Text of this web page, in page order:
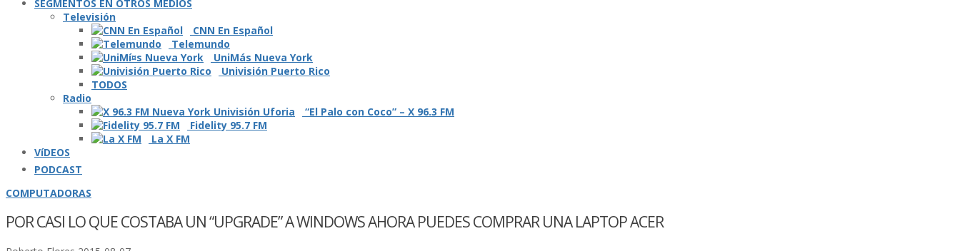
SEGMENTOS EN OTROS MEDIOS
Televisión
CNN En Español
Telemundo
UniMás Nueva York
Univisión Puerto Rico
TODOS
Radio
“El Palo con Coco” – X 96.3 FM
Fidelity 95.7 FM
La X FM
VíDEOS
PODCAST
COMPUTADORAS
POR CASI LO QUE COSTABA UN “UPGRADE” A WINDOWS AHORA PUEDES COMPRAR UNA LAPTOP ACER